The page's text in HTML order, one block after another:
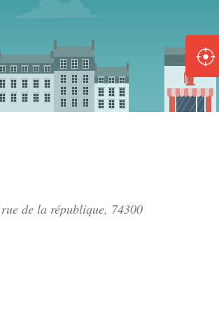
rue de la république, 74300
Épuisé
Épuisé